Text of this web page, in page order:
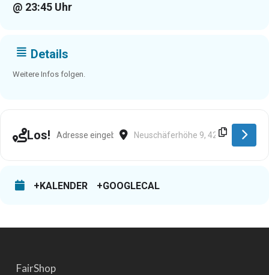
@ 23:45 Uhr
Details
Weitere Infos folgen.
Los! Address - Wermelskirchen [PWJQLwvOq]
Destination Address -
+KALENDER +GOOGLECAL
FairShop